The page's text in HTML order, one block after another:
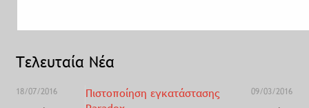
Τελευταία Νέα
18/07/2016
Πιστοποίηση εγκατάστασης
09/03/2016